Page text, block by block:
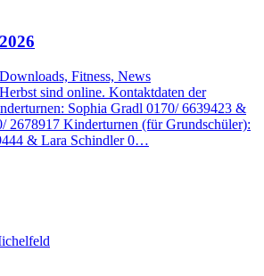
Fitness, News
sind online. Kontaktdaten der
Sophia Gradl 0170/ 6639423 &
2678917 Kinderturnen (für Grundschüler):
& Lara Schindler 0…